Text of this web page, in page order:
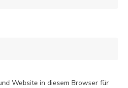
Website in diesem Browser für